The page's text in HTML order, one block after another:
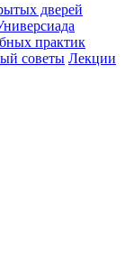
дверей
практик
советы Лекции